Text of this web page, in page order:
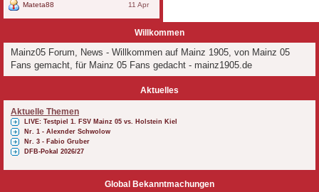
Willkommen
Mainz05 Forum, News - Willkommen auf Mainz 1905, von Mainz 05
Fans gemacht, für Mainz 05 Fans gedacht - mainz1905.de
Aktuelles
Aktuelle Themen
LIVE: Testpiel 1. FSV Mainz 05 vs. Holstein Kiel
Nr. 1 - Alexnder Schwolow
Nr. 3 - Fabio Gruber
DFB-Pokal 2026/27
Global Bekanntmachungen
Mateta88
11 Apr